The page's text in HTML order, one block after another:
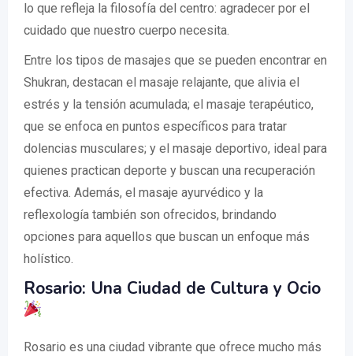
lo que refleja la filosofía del centro: agradecer por el
cuidado que nuestro cuerpo necesita.
Entre los tipos de masajes que se pueden encontrar en
Shukran, destacan el masaje relajante, que alivia el
estrés y la tensión acumulada; el masaje terapéutico,
que se enfoca en puntos específicos para tratar
dolencias musculares; y el masaje deportivo, ideal para
quienes practican deporte y buscan una recuperación
efectiva. Además, el masaje ayurvédico y la
reflexología también son ofrecidos, brindando
opciones para aquellos que buscan un enfoque más
holístico.
Rosario: Una Ciudad de Cultura y Ocio
Rosario es una ciudad vibrante que ofrece mucho más